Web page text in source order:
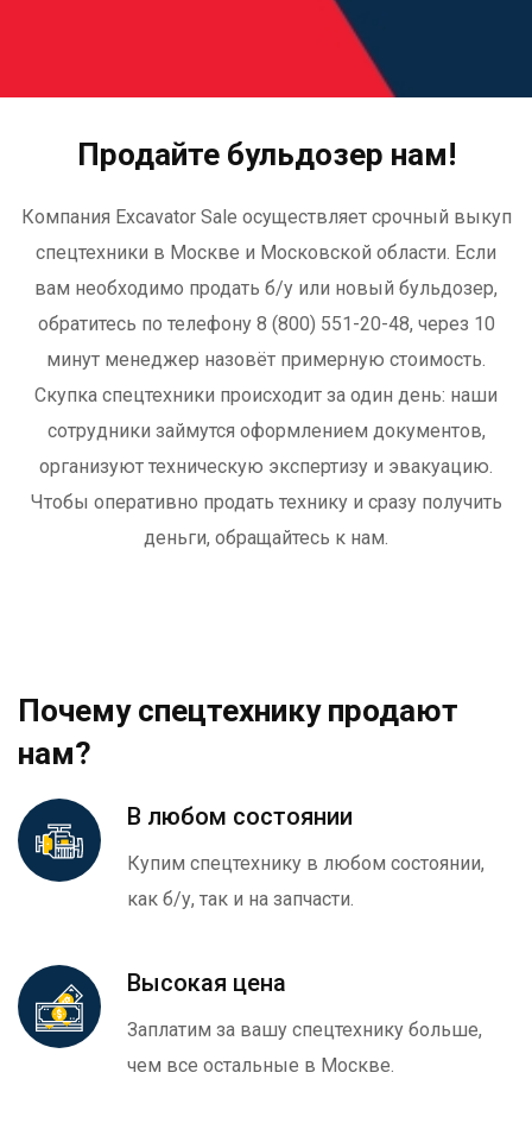
Продайте бульдозер нам!
Компания Excavator Sale осуществляет срочный выкуп
спецтехники в Москве и Московской области. Если
вам необходимо продать б/у или новый бульдозер,
обратитесь по телефону 8 (800) 551-20-48, через 10
минут менеджер назовёт примерную стоимость.
Скупка спецтехники происходит за один день: наши
сотрудники займутся оформлением документов,
организуют техническую экспертизу и эвакуацию.
Чтобы оперативно продать технику и сразу получить
деньги, обращайтесь к нам.
Почему спецтехнику продают
нам?
В любом состоянии
Купим спецтехнику в любом состоянии,
как б/у, так и на запчасти.
Высокая цена
Заплатим за вашу спецтехнику больше,
чем все остальные в Москве.